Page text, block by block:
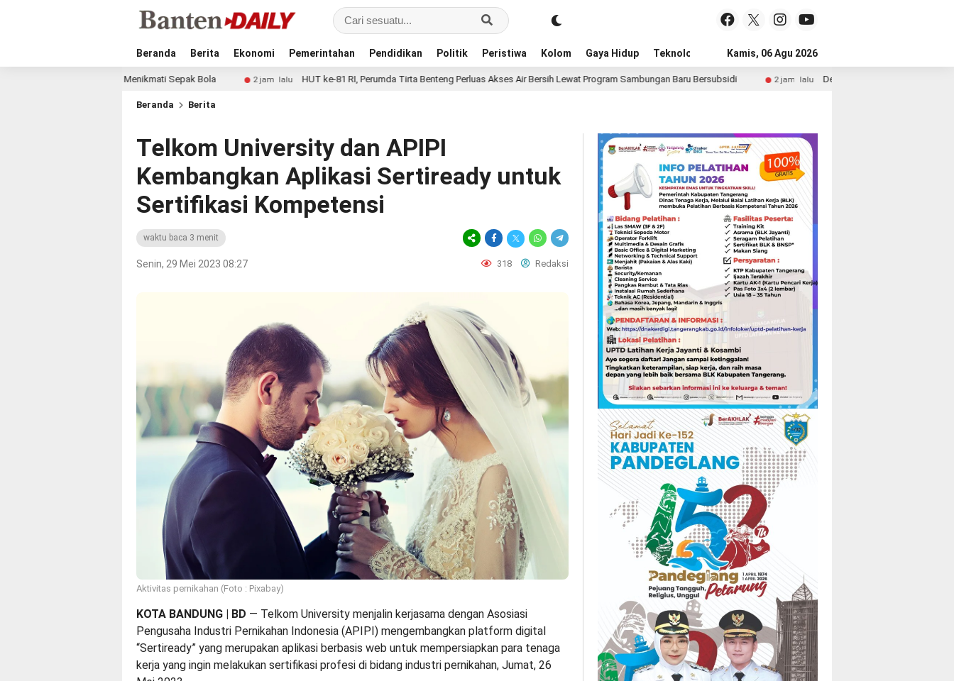
Beranda Berita Ekonomi Pemerintahan Pendidikan Politik Peristiwa Kolom Gaya Hidup Teknologi Advertorial Tips
Kamis, 06 Agu 2026
Masih Menikmati Sepak Bola 2 jam lalu HUT ke-81 RI, Perumda Tirta Benteng Perluas Akses Air Bersih Lewat Program Sambungan Baru Bersubsidi 2 jam lalu Desa Pematang dan Pasir Nangka Jadi Lokasi
Beranda Berita
Telkom University dan APIPI
Kembangkan Aplikasi Sertiready untuk
Sertifikasi Kompetensi
waktu baca 3 menit
Senin, 29 Mei 2023 08:27 318 Redaksi
Aktivitas pernikahan (Foto : Pixabay)
KOTA BANDUNG | BD — Telkom University menjalin kerjasama dengan Asosiasi
Pengusaha Industri Pernikahan Indonesia (APIPI) mengembangkan platform digital
“Sertiready” yang merupakan aplikasi berbasis web untuk mempersiapkan para tenaga
kerja yang ingin melakukan sertifikasi profesi di bidang industri pernikahan, Jumat, 26